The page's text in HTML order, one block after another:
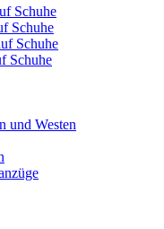
Schuhe
Schuhe
Schuhe
Schuhe
und Westen